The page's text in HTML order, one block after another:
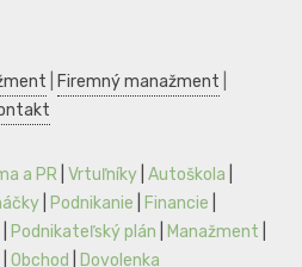
Firemný manažment
a PR Vrtuľníky Autoškola
Podnikanie Financie
Podnikateľský plán Manažment
Obchod Dovolenka